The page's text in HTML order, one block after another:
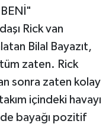
Rick van
Bilal Bayazıt,
zaten. Rick
sonra zaten kolay
içindeki havayı
bayağı pozitif